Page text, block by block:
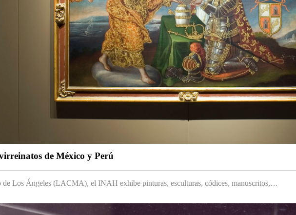
de México y Perú
de Los Ángeles (LACMA), el INAH exhibe pinturas, esculturas, códices, manuscritos,…